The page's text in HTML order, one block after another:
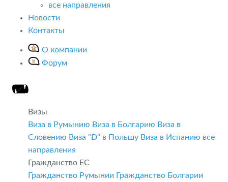
все направления
Новости
Контакты
О компании
Форум
Визы
Виза в Румынию Виза в Болгарию Виза в
Словению Виза "D" в Польшу Виза в Испанию все
направления
Гражданство ЕС
Гражданство Румынии Гражданство Болгарии